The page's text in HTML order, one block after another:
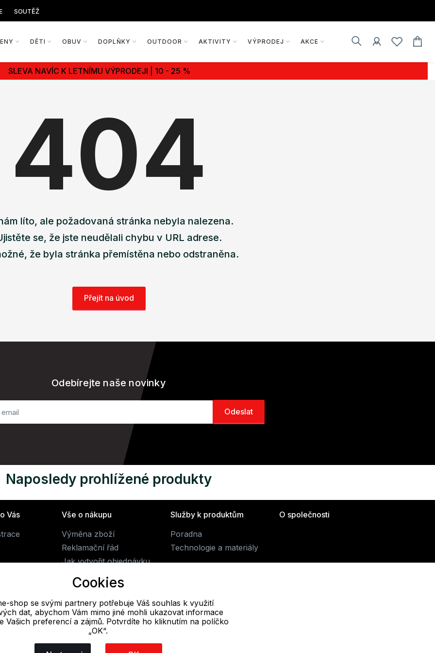
SOUTĚŽ
DĚTI OBUV DOPLŇKY OUTDOOR AKTIVITY VÝPRODEJ AKCE
SLEVA NAVÍC K LETNÍMU VÝPRODEJI | 10 - 25 %
404
líto, ale požadovaná stránka nebyla nalezena.
se, že jste neudělali chybu v URL adrese.
že byla stránka přemístěna nebo odstraněna.
Přejít na úvod
Odebírejte naše novinky
Naposledy prohlížené produkty
Vás
Vše o nákupu
Výměna zboží
Reklamační řád
Jak vytvořit objednávku
Obchodní podmínky
Doprava
Služby k produktům
Poradna
Technologie a materiály
O společnosti
E-mail
obchod@alpine-shop.cz
Cookies
shop se svými partnery potřebuje Váš souhlas k využití
dat, abychom Vám mimo jiné mohli ukazovat informace
Vašich preferencí a zájmů. Potvrdíte ho kliknutím na políčko
„OK“.